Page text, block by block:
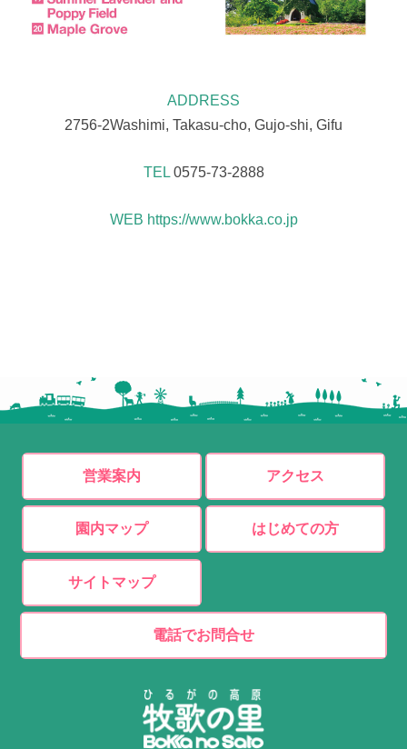
ADDRESS
2756-2Washimi, Takasu-cho, Gujo-shi, Gifu
TEL0575-73-2888
WEB https://www.bokka.co.jp
営業案内 アクセス
園内マップ はじめての方
サイトマップ
電話でお問合せ